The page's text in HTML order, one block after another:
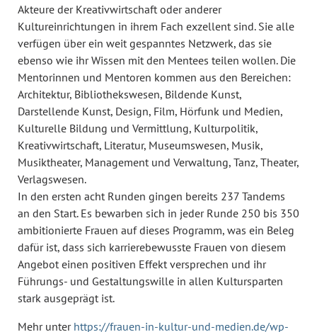
Akteure der Kreativwirtschaft oder anderer
Kultureinrichtungen in ihrem Fach exzellent sind. Sie alle
verfügen über ein weit gespanntes Netzwerk, das sie
ebenso wie ihr Wissen mit den Mentees teilen wollen. Die
Mentorinnen und Mentoren kommen aus den Bereichen:
Architektur, Bibliothekswesen, Bildende Kunst,
Darstellende Kunst, Design, Film, Hörfunk und Medien,
Kulturelle Bildung und Vermittlung, Kulturpolitik,
Kreativwirtschaft, Literatur, Museumswesen, Musik,
Musiktheater, Management und Verwaltung, Tanz, Theater,
Verlagswesen.
In den ersten acht Runden gingen bereits 237 Tandems
an den Start. Es bewarben sich in jeder Runde 250 bis 350
ambitionierte Frauen auf dieses Programm, was ein Beleg
dafür ist, dass sich karrierebewusste Frauen von diesem
Angebot einen positiven Effekt versprechen und ihr
Führungs- und Gestaltungswille in allen Kultursparten
stark ausgeprägt ist.
Mehr unter https://frauen-in-kultur-und-medien.de/wp-